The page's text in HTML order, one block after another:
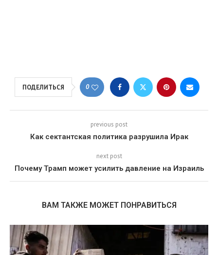
ПОДЕЛИТЬСЯ 0
previous post
Как сектантская политика разрушила Ирак
next post
Почему Трамп может усилить давление на Израиль
ВАМ ТАКЖЕ МОЖЕТ ПОНРАВИТЬСЯ